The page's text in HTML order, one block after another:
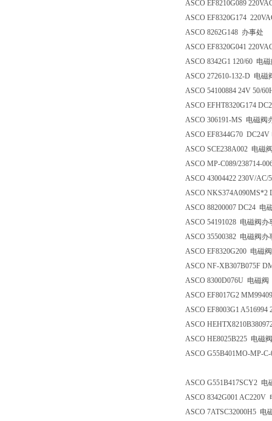
ASCO EF8210G089
ASCO EF8320G174
ASCO 8262G148 办事处
ASCO EF8320G041
ASCO 8342G1 120/60 电
ASCO 272610-132-D 电磁
ASCO 54100884 24V 50/
ASCO EFHT8320G174
ASCO 306191-MS 电磁阀
ASCO EF8344G70
ASCO SCE238A002 电磁
ASCO MP-C089/238714-
ASCO 43004422 230V/
ASCO NKS374A090MS*2
ASCO 88200007 DC24 电
ASCO 54191028 电磁阀办
ASCO 35500382 电磁阀办
ASCO EF8320G200 电磁
ASCO NF-XB307B075F
ASCO 8300D076U 电磁阀
ASCO EF8017G2
ASCO EF8003G1
ASCO
ASCO HE8025B225 电磁
ASCO G55B401MO-MP-
ASCO G551B417SCY2 电
ASCO 8342G001 AC220V
ASCO 7ATSC32000H5 电